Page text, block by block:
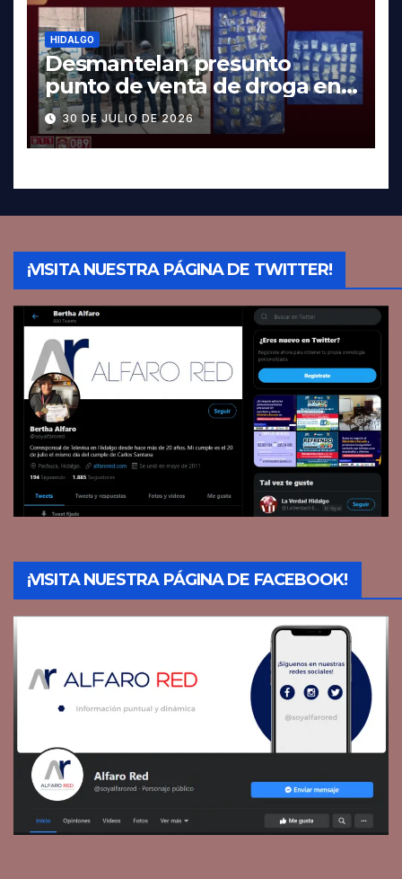
HIDALGO
Desmantelan presunto
punto de venta de droga en
Pachuca; hay dos detenidos
30 DE JULIO DE 2026
¡VISITA NUESTRA PÁGINA DE TWITTER!
¡VISITA NUESTRA PÁGINA DE FACEBOOK!